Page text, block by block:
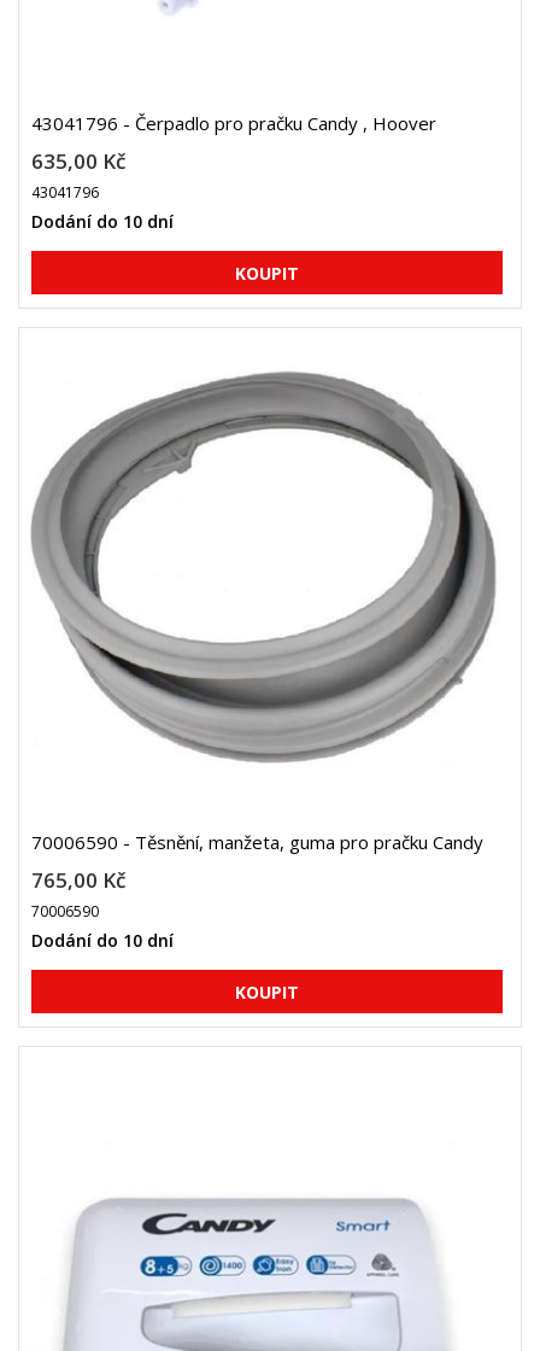
43041796 - Čerpadlo pro pračku Candy , Hoover
635,00 Kč
43041796
Dodání do 10 dní
70006590 - Těsnění, manžeta, guma pro pračku Candy
765,00 Kč
70006590
Dodání do 10 dní